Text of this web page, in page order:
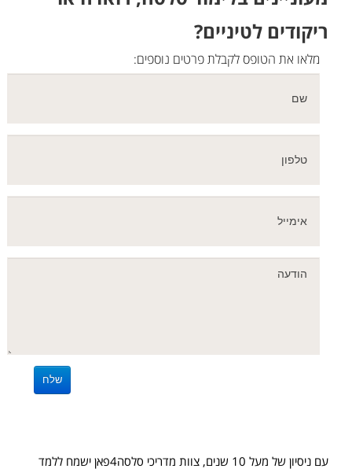
ריקודים לטיניים?
מלאו את הטופס לקבלת פרטים נוספים:
עם ניסיון של מעל 10 שנים, צוות מדריכי סלסה4פאן ישמח ללמד